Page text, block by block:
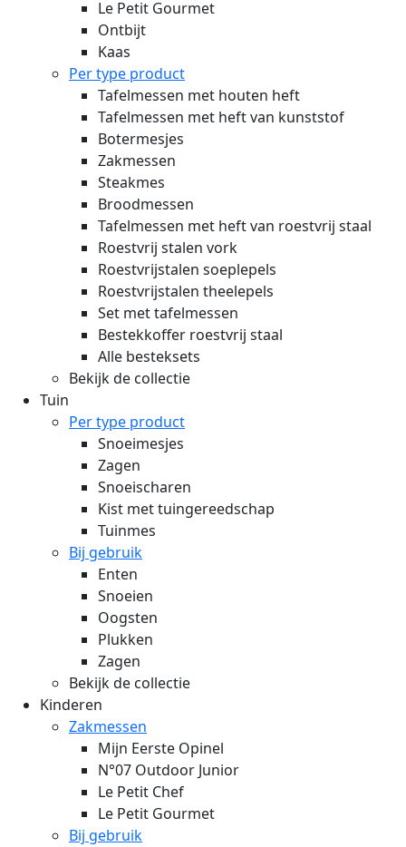
Le Petit Gourmet
Ontbijt
Kaas
Per type product
Tafelmessen met houten heft
Tafelmessen met heft van kunststof
Botermesjes
Zakmessen
Steakmes
Broodmessen
Tafelmessen met heft van roestvrij staal
Roestvrij stalen vork
Roestvrijstalen soeplepels
Roestvrijstalen theelepels
Set met tafelmessen
Bestekkoffer roestvrij staal
Alle besteksets
Bekijk de collectie
Tuin
Per type product
Snoeimesjes
Zagen
Snoeischaren
Kist met tuingereedschap
Tuinmes
Bij gebruik
Enten
Snoeien
Oogsten
Plukken
Zagen
Bekijk de collectie
Kinderen
Zakmessen
Mijn Eerste Opinel
N°07 Outdoor Junior
Le Petit Chef
Le Petit Gourmet
Bij gebruik